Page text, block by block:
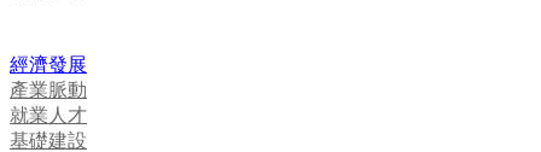
經濟發展
產業脈動
就業人才
基礎建設